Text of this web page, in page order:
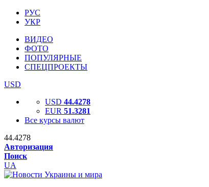
РУС
УКР
ВИДЕО
ФОТО
ПОПУЛЯРНЫЕ
СПЕЦПРОЕКТЫ
USD
USD 44.4278
EUR 51.3281
Все курсы валют
44.4278
Авторизация
Поиск
UA